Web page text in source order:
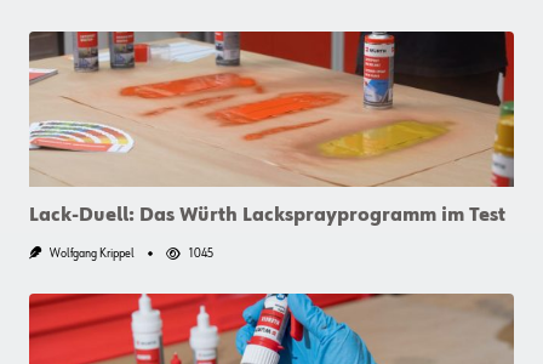
Der
Baustelle
Verteilen
Lack-Duell: Das Würth Lacksprayprogramm im Test
Wolfgang Krippel 1045